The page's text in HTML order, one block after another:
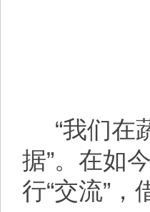
“我们在
据”。在如
行“交流”